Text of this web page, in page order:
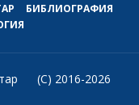
БИБЛИОГРАФИЯ
(C) 2016-2026